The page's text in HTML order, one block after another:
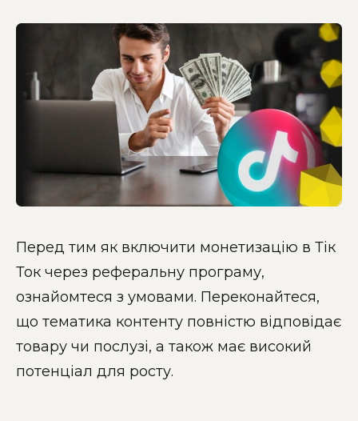
Перед тим як включити монетизацію в Тік
Ток через реферальну програму,
ознайомтеся з умовами. Переконайтеся,
що тематика контенту повністю відповідає
товару чи послузі, а також має високий
потенціал для росту.